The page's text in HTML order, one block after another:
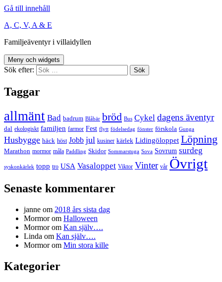
Gå till innehåll
A, C, V, A & E
Familjeäventyr i villaidyllen
Meny och widgets
Sök efter:
Taggar
allmänt Bad badrum Blåbär bröd Bus Cykel dagens äventyr
dal ekologiskt familjen farmor Fest flytt födelsedag fönster förskola Gunga
Husbygge häck höst Jobb jul kusiner kärlek Lidingöloppet Löpning
Marathon mormor måla Paddling Skidor Sommarstuga Sova Sovrum surdeg
syskonkärlek topp tro USA Vasaloppet Viktor Vinter vår Övrigt
Senaste kommentarer
janne om 2018 års sista dag
Mormorom Halloween
Mormorom Kan själv….
Linda om Kan själv….
Mormorom Min stora kille
Kategorier